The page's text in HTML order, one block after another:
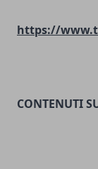
https://
CONTENUTI